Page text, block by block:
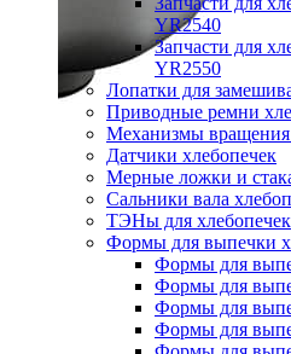
YR2540
Запчасти для
YR2550
Лопатки для
Приводные ремни
Механизмы вращения
Датчики хлебопечек
Мерные ложки и
Сальники вала
ТЭНы для хлебопечек
Формы для выпечки
Формы для
Формы для
Формы для
Формы для